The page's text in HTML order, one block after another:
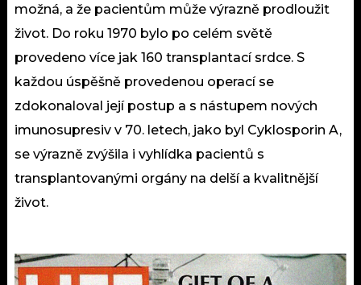
možná, a že pacientům může výrazně prodloužit
život. Do roku 1970 bylo po celém světě
provedeno více jak 160 transplantací srdce. S
každou úspěšně provedenou operací se
zdokonaloval její postup a s nástupem nových
imunosupresiv v 70. letech, jako byl Cyklosporin A,
se výrazně zvýšila i vyhlídka pacientů s
transplantovanými orgány na delší a kvalitnější
život.